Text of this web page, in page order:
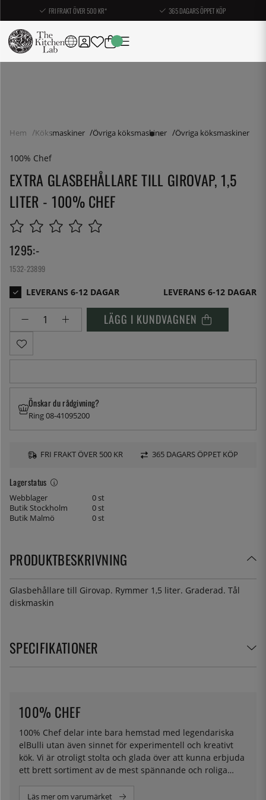
FRI FRAKT ÖVER 500 KR* 365 DAGARS ÖPPET KÖP
Hem Köksmaskiner Övriga köksmaskiner Övriga köksmaskiner
100% Chef
EXTRA GLASBEHÅLLARE TILL GIROVAP, 1,5
LITER - 100% CHEF
1295:-
1532-23899
LEVERANS 6-12 DAGAR
LÄGG I KUNDVAGNEN
Lagerstatus
Webblager
0 st
Butik Stockholm
0 st
Butik Malmö
0 st
Önskar du rådgivning?
Ring 08-41095200
FRI FRAKT ÖVER 500 KR 365 DAGARS ÖPPET KÖP
PRODUKTBESKRIVNING
Glasbehållare till Girovap. Rymmer 1,5 liter. Graderad. Tål
diskmaskin
SPECIFIKATIONER
100% Chef delar inte bara hemstad med legendariska
elBulli utan även sinnet för experimentell och kreativt
kök. Vi är otroligt stolta och glada över att kunna erbjuda
ett brett sortiment av de mest spännande och roliga
sig det är toppskärare för vaktelägg, verktyg för
100% CHEF
Läs mer om varumärket